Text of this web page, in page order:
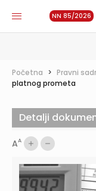
NN 85/2026
Početna > Pravni
platnog prometa
AA
Detalji